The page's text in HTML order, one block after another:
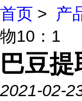
首页 > 产
物10：1
巴豆提
2021-02-